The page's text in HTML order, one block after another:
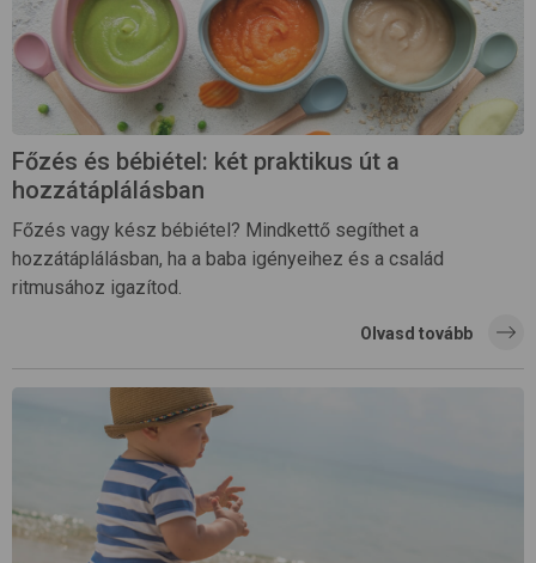
Főzés és bébiétel: két praktikus út a
hozzátáplálásban
Főzés vagy kész bébiétel? Mindkettő segíthet a
hozzátáplálásban, ha a baba igényeihez és a család
ritmusához igazítod.
Olvasd tovább